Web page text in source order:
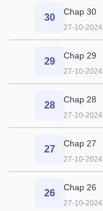
30
Chap 30
27-10-2024
29
Chap 29
27-10-2024
28
Chap 28
27-10-2024
27
Chap 27
27-10-2024
26
Chap 26
27-10-2024